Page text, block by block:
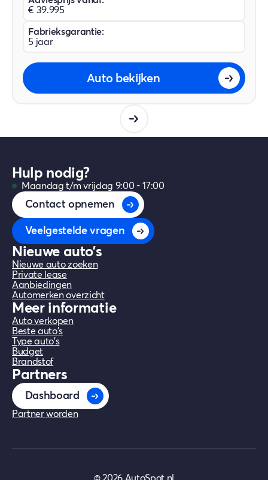
€ 39.995
Fabrieksgarantie:
5 jaar
Auto bekijken
Hulp nodig?
Maandag t/m vrijdag 9:00 - 17:00
Contact opnemen
Veelgestelde vragen
Nieuwe auto's
Nieuwe auto zoeken
Private lease
Aanbiedingen
Automerken overzicht
Meer informatie
Auto verkopen
Beste auto's
Type auto's
Budget
Brandstof
Partners
Dashboard
Partner worden
©2026AutoSpot.nl